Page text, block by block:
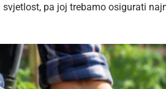
pa joj trebamo osigurati